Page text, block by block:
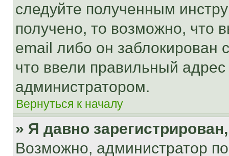
следуйте полученным
получено, то возможно, что
email либо он
что ввели правильный адрес
администратором.
Вернуться к началу
» Я давно
Возможно, администратор